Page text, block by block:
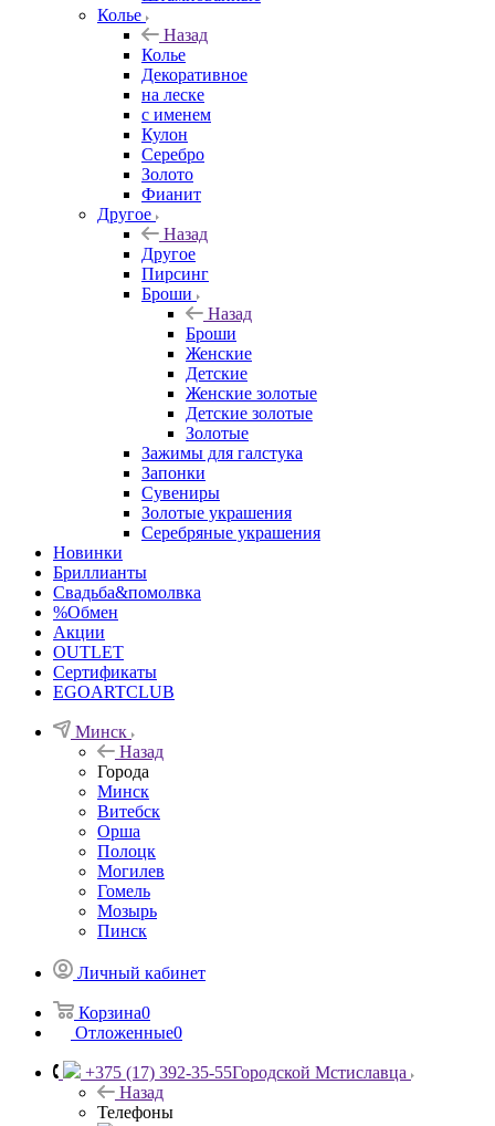
Колье
Назад
Колье
Декоративное
на леске
с именем
Кулон
Серебро
Золото
Фианит
Другое
Назад
Другое
Пирсинг
Броши
Назад
Броши
Женские
Детские
Женские золотые
Детские золотые
Золотые
Зажимы для галстука
Запонки
Сувениры
Золотые украшения
Серебряные украшения
Новинки
Бриллианты
Свадьба&помолвка
%Обмен
Акции
OUTLET
Сертификаты
EGOARTCLUB
Минск
Назад
Города
Минск
Витебск
Орша
Полоцк
Могилев
Гомель
Мозырь
Пинск
Личный кабинет
Корзина0
Отложенные0
+375 (17) 392-35-55Городской Мстиславца
Назад
Телефоны